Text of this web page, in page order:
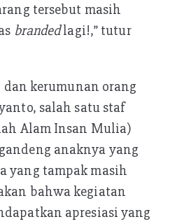
tersebut masih
brandedlagi!,” tutur
kerumunan orang
salah satu staf
Alam Insan Mulia)
anaknya yang
yang tampak masih
bahwa kegiatan
apresiasi yang